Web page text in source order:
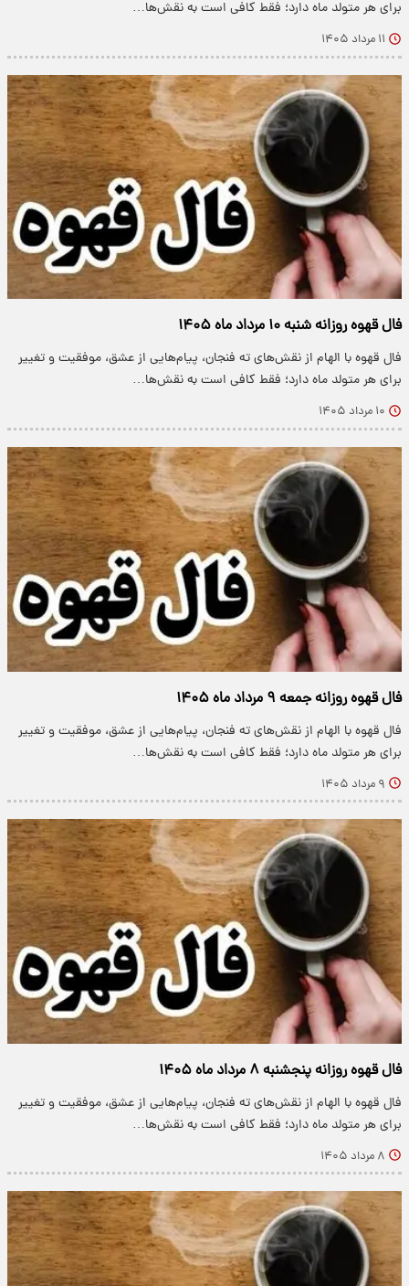
برای هر متولد ماه دارد؛ فقط کافی است به نقش‌ها…
۱۱ مرداد ۱۴۰۵
فال قهوه روزانه شنبه ۱۰ مرداد ماه ۱۴۰۵
فال قهوه با الهام از نقش‌های ته فنجان، پیام‌هایی از عشق، موفقیت و تغییر
برای هر متولد ماه دارد؛ فقط کافی است به نقش‌ها…
۱۰ مرداد ۱۴۰۵
فال قهوه روزانه جمعه ۹ مرداد ماه ۱۴۰۵
فال قهوه با الهام از نقش‌های ته فنجان، پیام‌هایی از عشق، موفقیت و تغییر
برای هر متولد ماه دارد؛ فقط کافی است به نقش‌ها…
۹ مرداد ۱۴۰۵
فال قهوه روزانه پنجشنبه ۸ مرداد ماه ۱۴۰۵
فال قهوه با الهام از نقش‌های ته فنجان، پیام‌هایی از عشق، موفقیت و تغییر
برای هر متولد ماه دارد؛ فقط کافی است به نقش‌ها…
۸ مرداد ۱۴۰۵